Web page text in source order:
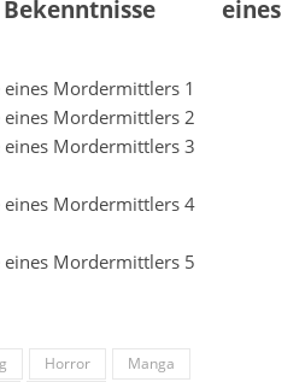
eines
Mordermittlers 1
eines Mordermittlers 2
eines Mordermittlers 3
eines Mordermittlers 4
eines Mordermittlers 5
Horror
Manga